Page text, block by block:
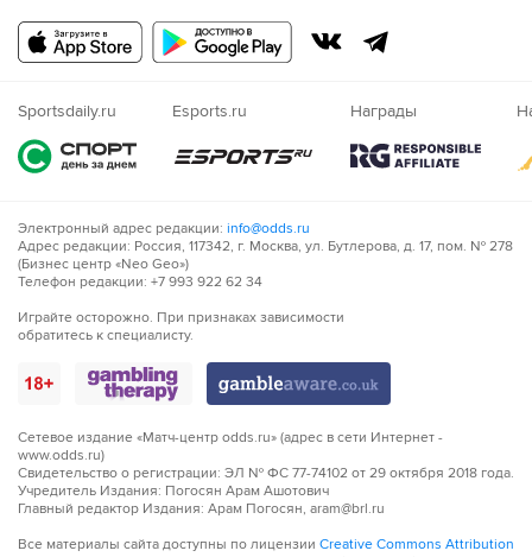
Русский
Nigeria
Sportsdaily.ru Esports.ru Награды
Электронный адрес редакции: info@odds.ru
Адрес редакции: Россия, 117342, г. Москва, ул. Бутлерова, д. 17, пом. № 278
(Бизнес центр «Neo Geo»)
Телефон редакции: +7 993 922 62 34
Играйте осторожно. При признаках зависимости
обратитесь к специалисту.
Сетевое издание «Матч-центр odds.ru» (адрес в сети Интернет -
www.odds.ru)
Свидетельство о регистрации: ЭЛ № ФС 77-74102 от 29 октября 2018 года.
Учредитель Издания: Погосян Арам Ашотович
Главный редактор Издания: Арам Погосян, aram@brl.ru
Все материалы сайта доступны по лицензии Creative Commons Attribution